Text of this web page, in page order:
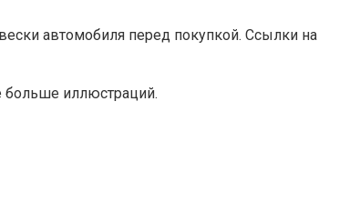
автомобиля перед покупкой. Ссылки на
больше иллюстраций.